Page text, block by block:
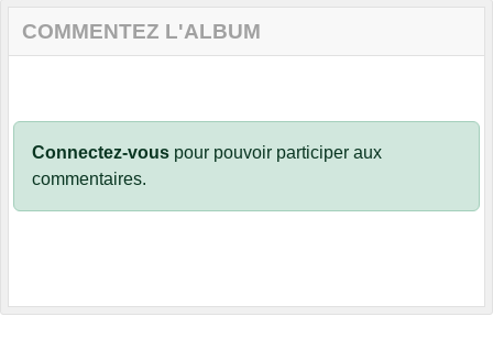
COMMENTEZ L'ALBUM
Connectez-vous pour pouvoir participer aux
commentaires.